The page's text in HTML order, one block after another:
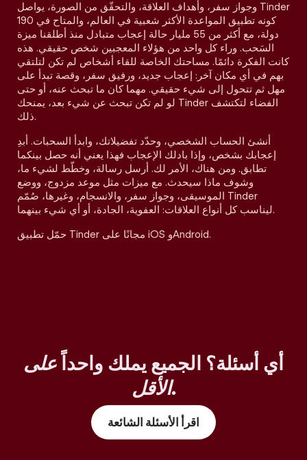
وجواز سفر، وأهداف العلاقة، والتحقّق من الصورة، يواصل Tinder
كونه تطبيق المواعدة الأكثر شعبية في العالم، والمتاح في 190
دولة، مع أكثر من 55 مليار حالة إعجاب متبادل منذ أطلقنا ميزة
السَحب. وراء كل واحد من هؤلاء المعجبين شخص حقيقي. هذه
كانت الفكرة دائمًا. مساحتك الخاصة للقاء أشخاص لم تكن لتلتقي
بهم في أي مكان آخر: إعجاب جديد، ورفيق سفر، وقصة تبدأ على
مهل ثم تتحول إلى شيء حقيقي. مهما كان ما تبحث عنه، أو حتى
لو لم تكن تبحث عن شيء بعد، يمنحك Tinder الفضاء لتكتشف
ذلك.
أنشئ الحساب الشخصي، وحدّد تفضيلاتك، وابدأ السحبات. أبدِ
إعجابك بشخص، وإذا بادلك الإعجاب فهذا يعني أنه حصل بينكما
تطابق. ومن هناك، الأمر لك. أرسل رسالة، وخطّط لشيء ما،
وشوف ماذا سيحدث. مع ميزات مثل موعد مزدوج، ووضع
الموسيقى، وجواز سفر، والانسجام، وغيرها، صُمّم Tinder
ليناسب كل أنواع العلاقات: العفوية، الجادة، أو أي شيء بينهما.
حمّل تطبيق Tinder مجانًا على iOS وAndroid.
أي أسئلة؟ الجميع يملك واحداً على
الأقل.
اقرأ الأسئلة الشائعة